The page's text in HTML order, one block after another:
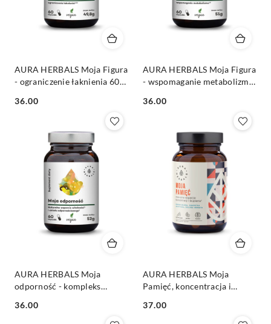
AURA HERBALS Moja Figura
- ograniczenie łaknienia 60
Cena:
36.00
AURA HERBALS Moja Figura
- wspomaganie metabolizmu
Cena:
36.00
AURA HERBALS Moja
odporność - kompleks
Cena:
36.00
AURA HERBALS Moja
Pamięć, koncentracja i
Cena:
37.00